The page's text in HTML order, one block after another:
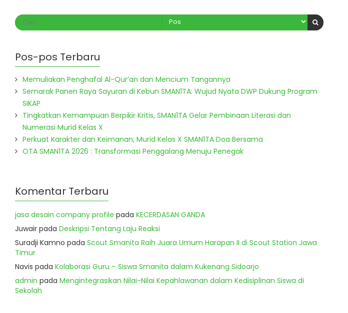
Pos-pos Terbaru
Memuliakan Penghafal Al-Qur’an dan Mencium Tangannya
Semarak Panen Raya Sayuran di Kebun SMAN1TA: Wujud Nyata DWP Dukung Program
SIKAP
Tingkatkan Kemampuan Berpikir Kritis, SMAN1TA Gelar Pembinaan Literasi dan
Numerasi Murid Kelas X
Perkuat Karakter dan Keimanan, Murid Kelas X SMAN1TA Doa Bersama
OTA SMAN1TA 2026 : Transformasi Penggalang Menuju Penegak
Komentar Terbaru
jasa desain company profile pada KECERDASAN GANDA
Juwair pada Deskripsi Tentang Laju Reaksi
Suradji Kamno pada Scout Smanita Raih Juara Umum Harapan II di Scout Station Jawa
Timur
Navis pada Kolaborasi Guru – Siswa Smanita dalam Kukenang Sidoarjo
admin pada Mengintegrasikan Nilai-Nilai Kepahlawanan dalam Kedisiplinan Siswa di
Sekolah